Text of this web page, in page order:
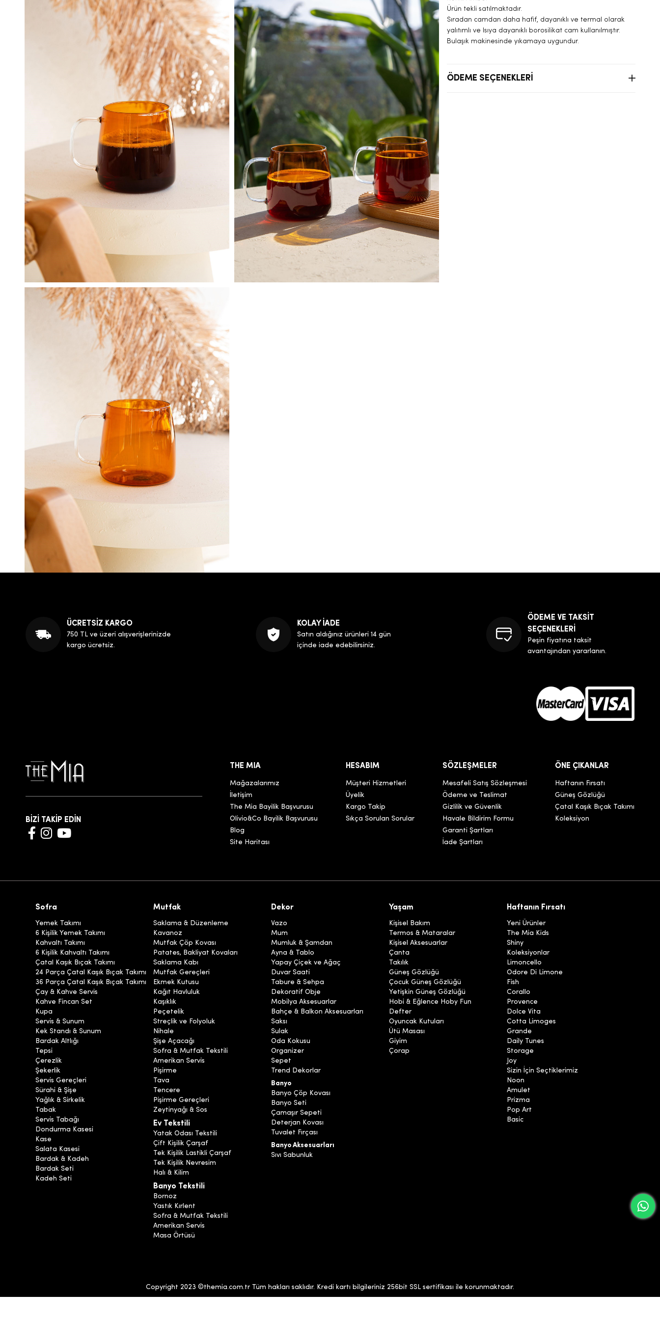
Ürün tekli satılmaktadır.
Sıradan camdan daha hafif, dayanıklı ve termal olarak
yalıtımlı ve Isıya dayanıklı borosilikat cam kullanılmıştır.
Bulaşık makinesinde yıkamaya uygundur.
ÖDEME SEÇENEKLERI
ÜCRETSİZ KARGO
750 TL ve üzeri alışverişlerinizde
kargo ücretsiz.
KOLAY İADE
Satın aldığınız ürünleri 14 gün
içinde iade edebilirsiniz.
ÖDEME VE TAKSİT
SEÇENEKLERİ
Peşin fiyatına taksit
avantajından yararlanın.
BİZİ TAKİP EDİN
THE MIA
Mağazalarımız
İletişim
The Mia Bayilik Başvurusu
Olivio&Co Bayilik Başvurusu
Blog
Site Haritası
HESABIM
Müşteri Hizmetleri
Üyelik
Kargo Takip
Sıkça Sorulan Sorular
SÖZLEŞMELER
Mesafeli Satış Sözleşmesi
Ödeme ve Teslimat
Gizlilik ve Güvenlik
Havale Bildirim Formu
Garanti Şartları
İade Şartları
ÖNE ÇIKANLAR
Haftanın Fırsatı
Güneş Gözlüğü
Çatal Kaşık Bıçak Takımı
Koleksiyon
Sofra
Yemek Takımı
6 Kişilik Yemek Takımı
Kahvaltı Takımı
6 Kişilik Kahvaltı Takımı
Çatal Kaşık Bıçak Takımı
24 Parça Çatal Kaşık Bıçak Takımı
36 Parça Çatal Kaşık Bıçak Takımı
Çay & Kahve Servis
Kahve Fincan Set
Kupa
Servis & Sunum
Kek Standı & Sunum
Bardak Altlığı
Tepsi
Çerezlik
Şekerlik
Servis Gereçleri
Sürahi & Şişe
Yağlık & Sirkelik
Tabak
Servis Tabağı
Dondurma Kasesi
Kase
Salata Kasesi
Bardak & Kadeh
Bardak Seti
Kadeh Seti
Mutfak
Saklama & Düzenleme
Kavanoz
Mutfak Çöp Kovası
Patates, Bakliyat Kovaları
Saklama Kabı
Mutfak Gereçleri
Ekmek Kutusu
Kağıt Havluluk
Kaşıklık
Peçetelik
Streçlik ve Folyoluk
Nihale
Şişe Açacağı
Sofra & Mutfak Tekstili
Amerikan Servis
Pişirme
Tava
Tencere
Pişirme Gereçleri
Zeytinyağı & Sos
Ev Tekstili
Yatak Odası Tekstili
Çift Kişilik Çarşaf
Tek Kişilik Lastikli Çarşaf
Tek Kişilik Nevresim
Halı & Kilim
Banyo Tekstili
Bornoz
Yastık Kırlent
Sofra & Mutfak Tekstili
Amerikan Servis
Masa Örtüsü
Dekor
Vazo
Mum
Mumluk & Şamdan
Ayna & Tablo
Yapay Çiçek ve Ağaç
Duvar Saati
Tabure & Sehpa
Dekoratif Obje
Mobilya Aksesuarlar
Bahçe & Balkon Aksesuarları
Saksı
Sulak
Oda Kokusu
Organizer
Sepet
Trend Dekorlar
Banyo
Banyo Çöp Kovası
Banyo Seti
Çamaşır Sepeti
Deterjan Kovası
Tuvalet Fırçası
Banyo Aksesuarları
Sıvı Sabunluk
Yaşam
Kişisel Bakım
Termos & Mataralar
Kişisel Aksesuarlar
Çanta
Takılık
Güneş Gözlüğü
Çocuk Güneş Gözlüğü
Yetişkin Güneş Gözlüğü
Hobi & Eğlence Hoby Fun
Defter
Oyuncak Kutuları
Ütü Masası
Giyim
Çorap
Haftanın Fırsatı
Yeni Ürünler
The Mia Kids
Shiny
Koleksiyonlar
Limoncello
Odore Di Limone
Fish
Corallo
Provence
Dolce Vita
Cotta Limoges
Grande
Daily Tunes
Storage
Joy
Sizin İçin Seçtiklerimiz
Noon
Amulet
Prizma
Pop Art
Basic
Copyright 2023 ©themia.com.tr Tüm hakları saklıdır. Kredi kartı bilgileriniz 256bit SSL sertifikası ile korunmaktadır.